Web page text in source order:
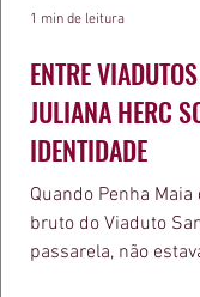
ENTRE
JULIANA HERC
IDENTIDADE
Quando Penha Maia
bruto do Viaduto
passarela, não
1 min de leitura